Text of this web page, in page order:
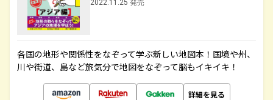
2022.11.25 発売
各国の地形や関係性をなぞって学ぶ新しい地図本！国境や州、
川や街道、島など旅気分で地図をなぞって脳もイキイキ！
詳細を見る